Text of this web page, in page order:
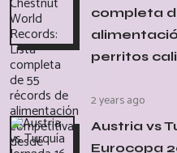
completa
perritos
2 years ago
Austria vs
Eurocopa